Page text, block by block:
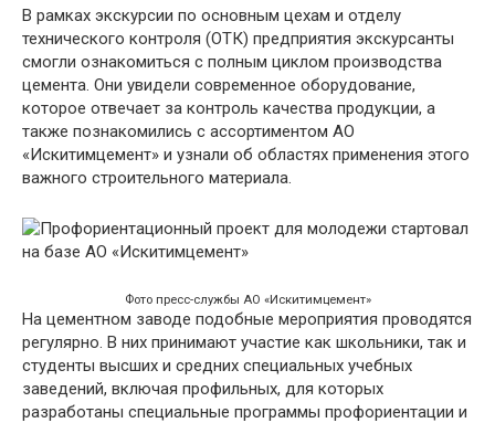
В рамках экскурсии по основным цехам и отделу
технического контроля (ОТК) предприятия экскурсанты
смогли ознакомиться с полным циклом производства
цемента. Они увидели современное оборудование,
которое отвечает за контроль качества продукции, а
также познакомились с ассортиментом АО
«Искитимцемент» и узнали об областях применения этого
важного строительного материала.
Фото пресс-службы АО «Искитимцемент»
На цементном заводе подобные мероприятия проводятся
регулярно. В них принимают участие как школьники, так и
студенты высших и средних специальных учебных
заведений, включая профильных, для которых
разработаны специальные программы профориентации и